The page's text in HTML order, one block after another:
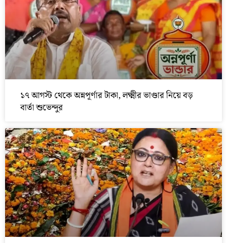
১৭ আগস্ট থেকে অন্নপূর্ণার টাকা, লক্ষ্মীর ভাণ্ডার নিয়ে বড়
বার্তা শুভেন্দুর